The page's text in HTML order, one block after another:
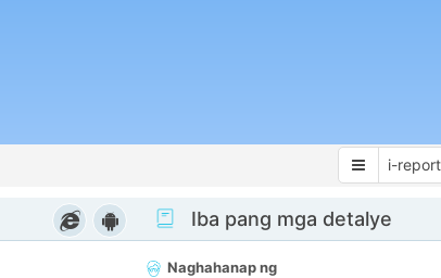
i-
Iba pang mga detalye
Naghahanap ng